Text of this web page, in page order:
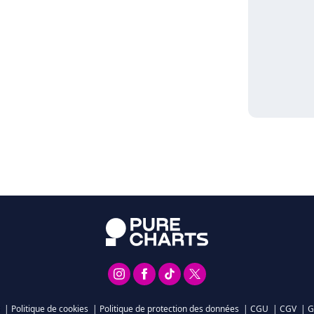
| Politique de cookies | Politique de protection des données | CGU | CGV |